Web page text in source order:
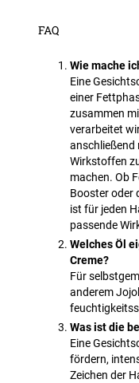
FAQ
Wie mache
Eine
einer
zusammen
verarbeitet
anschließend
Wirkstoffen
machen. Ob
Booster oder
ist für jeden
passende
Welches Öl
Creme?
Für
anderem
Was ist die
Eine
fördern,
Zeichen der